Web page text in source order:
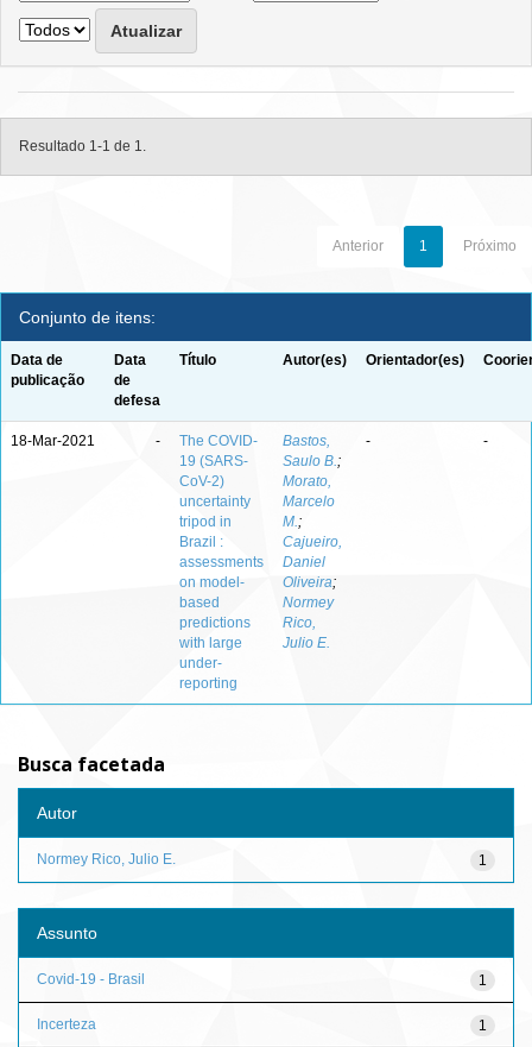
Resultado 1-1 de 1.
Anterior 1 Próximo
Conjunto de itens:
Data de
publicação
Data
de
defesa
Título Autor(es) Orientador(es)
18-Mar-2021 -
The COVID-
19 (SARS-
CoV-2)
uncertainty
tripod in
Brazil :
assessments
on model-
based
predictions
with large
under-
reporting
Bastos,
Saulo B.;
Morato,
Marcelo
M.;
Cajueiro,
Daniel
Oliveira;
Normey
Rico,
Julio E.
- -
Busca facetada
Autor
1
Normey Rico, Julio E.
Assunto
1
Covid-19 - Brasil
1
Incerteza